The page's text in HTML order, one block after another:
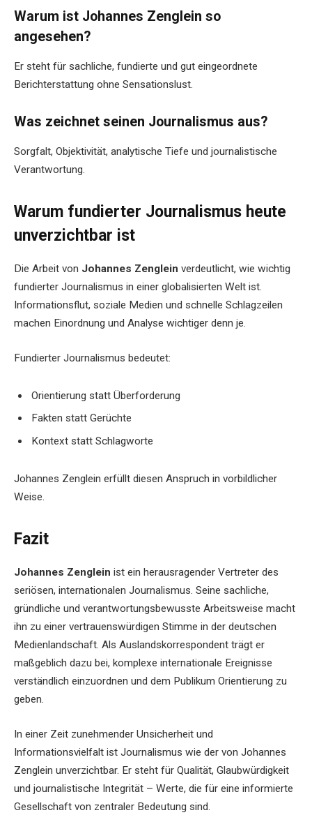
Warum ist Johannes Zenglein so
angesehen?
Er steht für sachliche, fundierte und gut eingeordnete
Berichterstattung ohne Sensationslust.
Was zeichnet seinen Journalismus aus?
Sorgfalt, Objektivität, analytische Tiefe und journalistische
Verantwortung.
Warum fundierter Journalismus heute
unverzichtbar ist
Die Arbeit von Johannes Zenglein verdeutlicht, wie wichtig
fundierter Journalismus in einer globalisierten Welt ist.
Informationsflut, soziale Medien und schnelle Schlagzeilen
machen Einordnung und Analyse wichtiger denn je.
Fundierter Journalismus bedeutet:
Orientierung statt Überforderung
Fakten statt Gerüchte
Kontext statt Schlagworte
Johannes Zenglein erfüllt diesen Anspruch in vorbildlicher
Weise.
Fazit
Johannes Zenglein ist ein herausragender Vertreter des
seriösen, internationalen Journalismus. Seine sachliche,
gründliche und verantwortungsbewusste Arbeitsweise macht
ihn zu einer vertrauenswürdigen Stimme in der deutschen
Medienlandschaft. Als Auslandskorrespondent trägt er
maßgeblich dazu bei, komplexe internationale Ereignisse
verständlich einzuordnen und dem Publikum Orientierung zu
geben.
In einer Zeit zunehmender Unsicherheit und
Informationsvielfalt ist Journalismus wie der von Johannes
Zenglein unverzichtbar. Er steht für Qualität, Glaubwürdigkeit
und journalistische Integrität – Werte, die für eine informierte
Gesellschaft von zentraler Bedeutung sind.